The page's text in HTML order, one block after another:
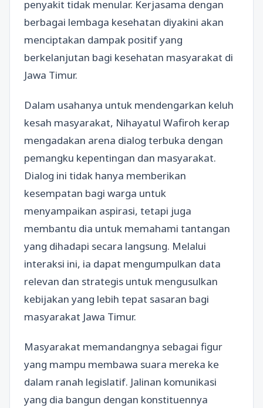
penyakit tidak menular. Kerjasama dengan
berbagai lembaga kesehatan diyakini akan
menciptakan dampak positif yang
berkelanjutan bagi kesehatan masyarakat di
Jawa Timur.
Dalam usahanya untuk mendengarkan keluh
kesah masyarakat, Nihayatul Wafiroh kerap
mengadakan arena dialog terbuka dengan
pemangku kepentingan dan masyarakat.
Dialog ini tidak hanya memberikan
kesempatan bagi warga untuk
menyampaikan aspirasi, tetapi juga
membantu dia untuk memahami tantangan
yang dihadapi secara langsung. Melalui
interaksi ini, ia dapat mengumpulkan data
relevan dan strategis untuk mengusulkan
kebijakan yang lebih tepat sasaran bagi
masyarakat Jawa Timur.
Masyarakat memandangnya sebagai figur
yang mampu membawa suara mereka ke
dalam ranah legislatif. Jalinan komunikasi
yang dia bangun dengan konstituennya